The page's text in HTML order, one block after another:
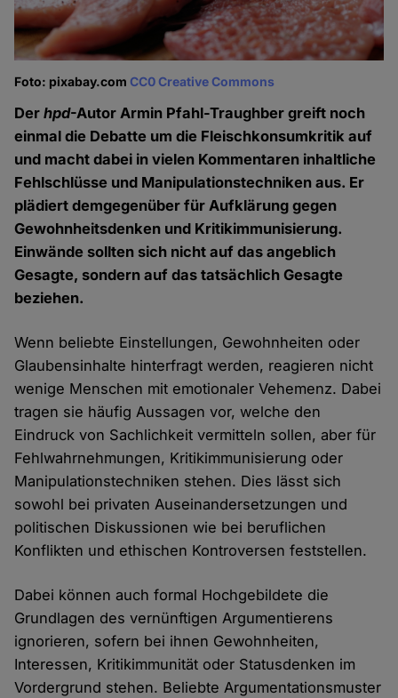
Foto: pixabay.comCC0 Creative Commons
Derhpd-Autor Armin Pfahl-Traughber greift noch
einmal die Debatte um die Fleischkonsumkritik auf
und macht dabei in vielen Kommentaren inhaltliche
Fehlschlüsse und Manipulationstechniken aus. Er
plädiert demgegenüber für Aufklärung gegen
Gewohnheitsdenken und Kritikimmunisierung.
Einwände sollten sich nicht auf das angeblich
Gesagte, sondern auf das tatsächlich Gesagte
beziehen.
Wenn beliebte Einstellungen, Gewohnheiten oder
Glaubensinhalte hinterfragt werden, reagieren nicht
wenige Menschen mit emotionaler Vehemenz. Dabei
tragen sie häufig Aussagen vor, welche den
Eindruck von Sachlichkeit vermitteln sollen, aber für
Fehlwahrnehmungen, Kritikimmunisierung oder
Manipulationstechniken stehen. Dies lässt sich
sowohl bei privaten Auseinandersetzungen und
politischen Diskussionen wie bei beruflichen
Konflikten und ethischen Kontroversen feststellen.
Dabei können auch formal Hochgebildete die
Grundlagen des vernünftigen Argumentierens
ignorieren, sofern bei ihnen Gewohnheiten,
Interessen, Kritikimmunität oder Statusdenken im
Vordergrund stehen. Beliebte Argumentationsmuster